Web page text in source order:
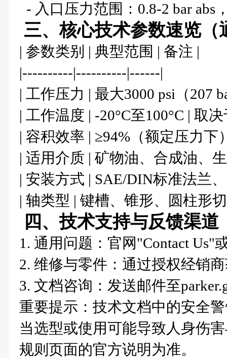
- 入口压力范围：0.8-2 bar abs
三、核心技术参数速览（
| 参数类别 | 典型范围 | 备注 |
|----------|----------|------|
| 工作压力 | 最大3000 psi（207
| 工作温度 | -20°C至100°C | 取
| 容积效率 | ≥94%（额定压力下
| 适用介质 | 矿物油、合成油、
| 安装方式 | SAE/DIN标准法兰
| 轴类型 | 键槽、锥形、圆柱形
四、技术支持与反馈渠道
1. 通用问题：官网"Contact Us"
2. 维修与零件：通过授权经销
3. 文档咨询：发送邮件至
重要提示：技术文档中的安全
当选型或使用可能导致人身伤
规则页面的官方说明为准。